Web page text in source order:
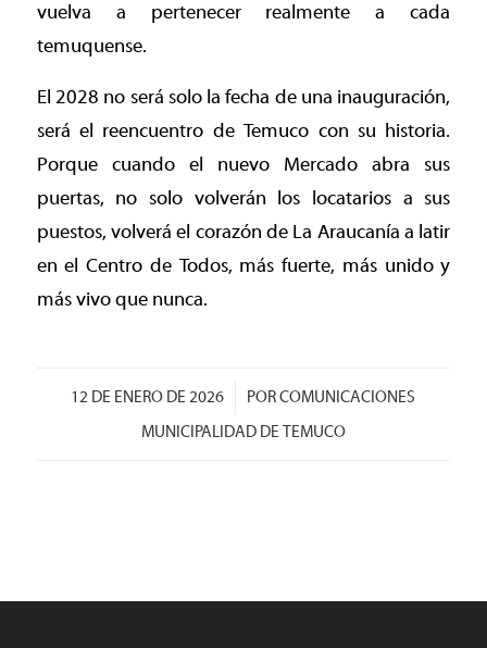
vuelva a pertenecer realmente a cada
temuquense.
El 2028 no será solo la fecha de una inauguración,
será el reencuentro de Temuco con su historia.
Porque cuando el nuevo Mercado abra sus
puertas, no solo volverán los locatarios a sus
puestos, volverá el corazón de La Araucanía a latir
en el Centro de Todos, más fuerte, más unido y
más vivo que nunca.
12 DE ENERO DE 2026
/ PORCOMUNICACIONES
MUNICIPALIDAD DE TEMUCO